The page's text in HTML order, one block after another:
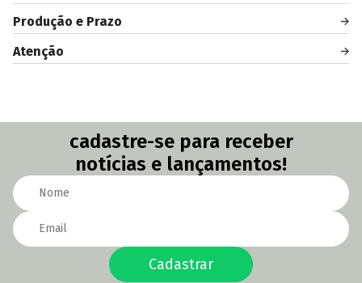
Produção e Prazo
Atenção
cadastre-se para receber
notícias e lançamentos!
Cadastrar